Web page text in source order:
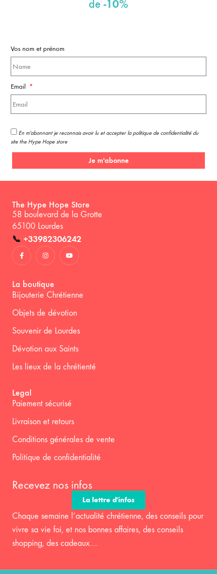
de -10%
Vos nom et prénom
Email
En m'abonnant je reconnais avoir lu et accepter la politique de confidentialité du
site the Hype Hope store
Je m'abonne
The Hype Hope Store
58 boulevard de la Grotte
65100 Lourdes
📞 +33982306242
La boutique
Bijouterie Chrétienne
Objets de dévotion
Souvenir de Lourdes
Dévotion aux Saints
Les lieux de la chrétienté
Legal
Paiement sécurisé
Livraison et retours
Conditions générales de vente
Politique de confidentialité
Recevez nos infos
La lettre d'infos
Chaque semaine l’actualité chrétienne, des conseils pour
vivre sa vie foi, et nos bonnes affaires, des conseils
shopping, des cadeaux….